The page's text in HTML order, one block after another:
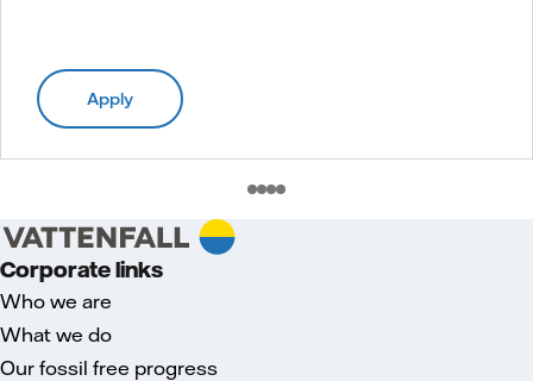
Apply
Corporate links
Who we are
What we do
Our fossil free progress